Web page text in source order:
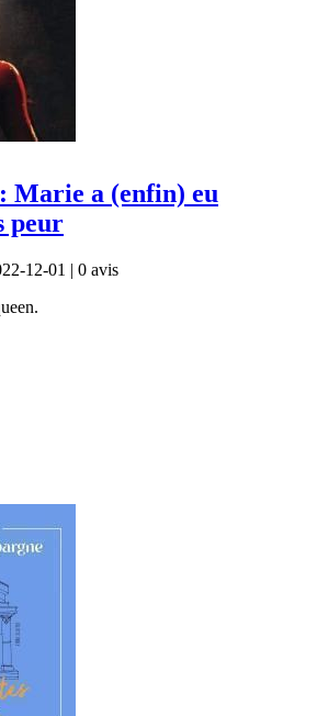
Marie a (enfin) eu
peur
12-01 | 0 avis